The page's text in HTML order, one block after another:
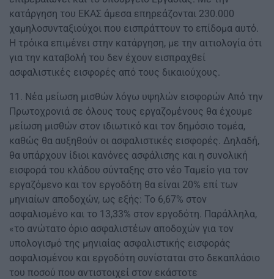
κατάργηση του ΕΚΑΣ άμεσα επηρεάζονται 230.000
χαμηλοσυνταξιούχοι που εισπράττουν το επίδομα αυτό.
Η τρόικα επιμένει στην κατάργηση, με την αιτιολογία ότι
για την καταβολή του δεν έχουν εισπραχθεί
ασφαλιστικές εισφορές από τους δικαιούχους.
11. Νέα μείωση μισθών λόγω υψηλών εισφορών Από την
Πρωτοχρονιά σε όλους τους εργαζομένους θα έχουμε
μείωση μισθών στον ιδιωτικό και τον δημόσιο τομέα,
καθώς θα αυξηθούν οι ασφαλιστικές εισφορές. Δηλαδή,
θα υπάρχουν ίδιοι κανόνες ασφάλισης και η συνολική
εισφορά του κλάδου σύνταξης στο νέο Ταμείο για τον
εργαζόμενο και τον εργοδότη θα είναι 20% επί των
μηνιαίων αποδοχών, ως εξής: Το 6,67% στον
ασφαλισμένο και το 13,33% στον εργοδότη. Παράλληλα,
«το ανώτατο όριο ασφαλιστέων αποδοχών για τον
υπολογισμό της μηνιαίας ασφαλιστικής εισφοράς
ασφαλισμένου και εργοδότη συνίσταται στο δεκαπλάσιο
του ποσού που αντιστοιχεί στον εκάστοτε